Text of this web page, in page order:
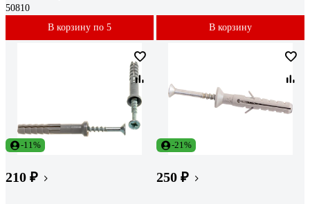
50810
В корзину по 5
В корзину
-11%
210 ₽
-21%
250 ₽